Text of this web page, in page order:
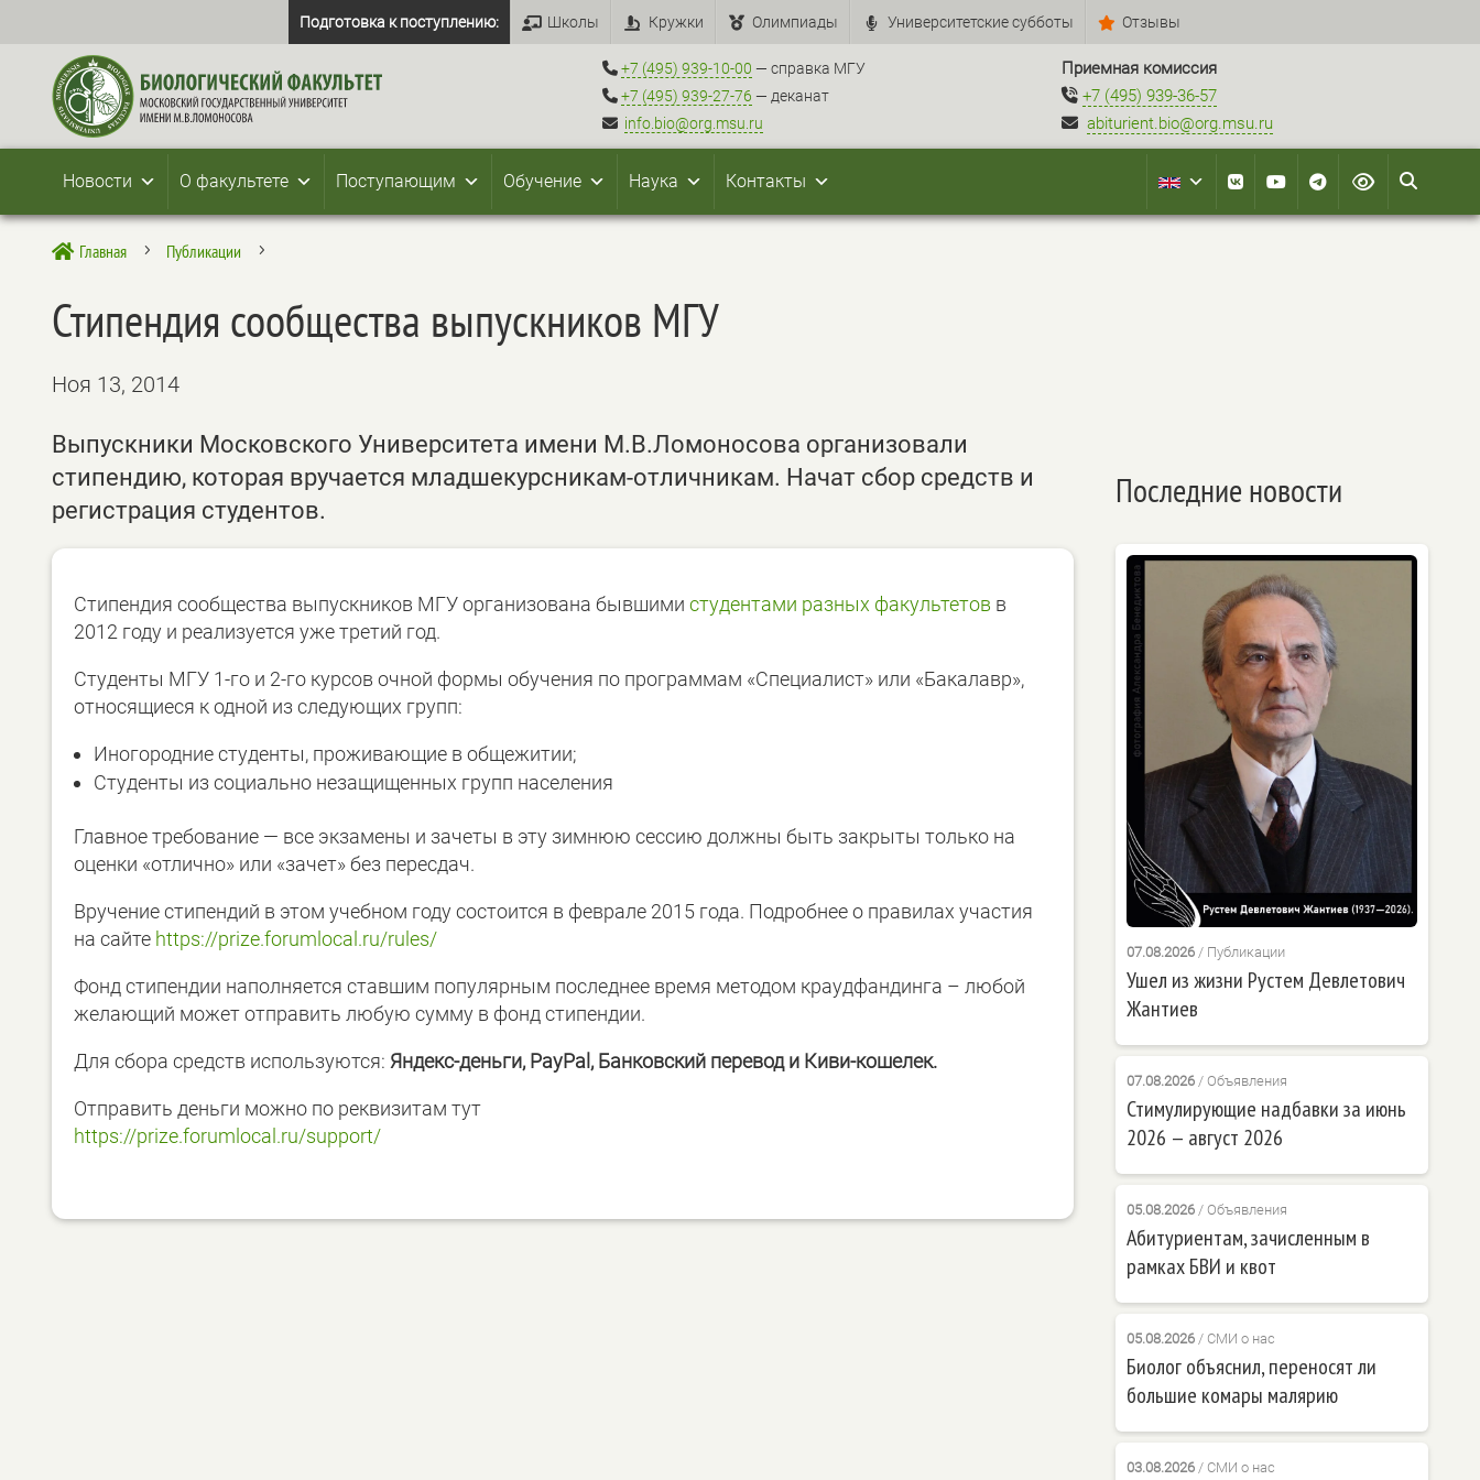
Подготовка к поступлению: Школы Кружки Олимпиады Университетские субботы Отзывы
+7 (495) 939-10-00 — справка МГУ
+7 (495) 939-27-76 — деканат
info.bio@org.msu.ru
Приемная комиссия
+7 (495) 939-36-57
abiturient.bio@org.msu.ru
Новости О факультете Поступающим Обучение Наука Контакты
 Главная 5 Публикации 5
Стипендия сообщества выпускников МГУ
Ноя 13, 2014
Выпускники Московского Университета имени М.В.Ломоносова организовали
стипендию, которая вручается младшекурсникам-отличникам. Начат сбор средств и
регистрация студентов.
Стипендия сообщества выпускников МГУ организована бывшими студентами разных факультетов в
2012 году и реализуется уже третий год.
Студенты МГУ 1-го и 2-го курсов очной формы обучения по программам «Специалист» или «Бакалавр»,
относящиеся к одной из следующих групп:
Иногородние студенты, проживающие в общежитии;
Студенты из социально незащищенных групп населения
Главное требование — все экзамены и зачеты в эту зимнюю сессию должны быть закрыты только на
оценки «отлично» или «зачет» без пересдач.
Вручение стипендий в этом учебном году состоится в феврале 2015 года. Подробнее о правилах участия
на сайте https://prize.forumlocal.ru/rules/
Фонд стипендии наполняется ставшим популярным последнее время методом краудфандинга – любой
желающий может отправить любую сумму в фонд стипендии.
Для сбора средств используются: Яндекс-деньги, PayPal, Банковский перевод и Киви-кошелек.
Отправить деньги можно по реквизитам тут
https://prize.forumlocal.ru/support/
Последние новости
07.08.2026/ Публикации
Ушел из жизни Рустем Девлетович
Жантиев
07.08.2026/ Объявления
Стимулирующие надбавки за июнь
2026 — август 2026
05.08.2026/ Объявления
Абитуриентам, зачисленным в
рамках БВИ и квот
05.08.2026/ СМИ о нас
Биолог объяснил, переносят ли
большие комары малярию
03.08.2026/ СМИ о нас